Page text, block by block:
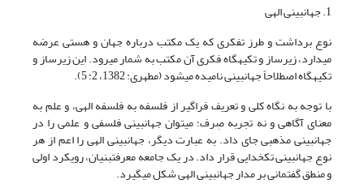
1. جهان­بینی الهی
نوع برداشت و طرز تفکری که یک مکتب درباره جهان و هستی عرضه
می‏دارد، زیرساز و تکیه­گاه فکری آن مکتب به شمار می‏رود. این زیرساز و
تکیه­گاه‏ اصطلاحاً جهان­بینی نامیده می‏شود (مطهری: 1382، 2: 5).
با توجه به نگاه کلی و تعریف فراگیر از فلسفه به فلسفه الهی، و علم به
معنای آگاهی و نه تجربه صِرف؛ می­توان جهان­بینی فلسفی و علمی را در
جهان­بینی مذهبی جای داد. به عبارت دیگر، جهان­بینی الهی را اعم از هر
نوع جهان­بینی تک­خدایی قرار داد. در یک جامعه معرفت­بنیان، رویکرد اولی
و منطق گفتمانی بر مدار جهان­بینی الهی شکل می­گیرد.